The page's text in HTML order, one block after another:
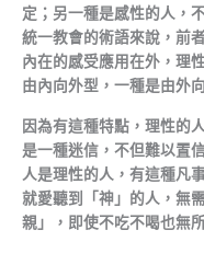
定；另一種是感性的人，
統一教會的術語來說，前
內在的感受應用在外，理
由內向外型，一種是由外
因為有這種特點，理性的
是一種迷信，不但難以置
人是理性的人，有這種凡
就愛聽到「神」的人，無
親」，即使不吃不喝也無